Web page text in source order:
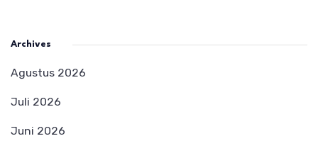
Archives
Agustus 2026
Juli 2026
Juni 2026